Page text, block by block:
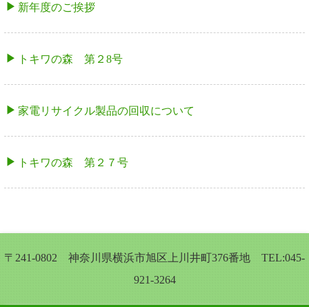
新年度のご挨拶
トキワの森 第２8号
家電リサイクル製品の回収について
トキワの森 第２７号
〒241-0802 神奈川県横浜市旭区上川井町376番地 TEL:045-
921-3264